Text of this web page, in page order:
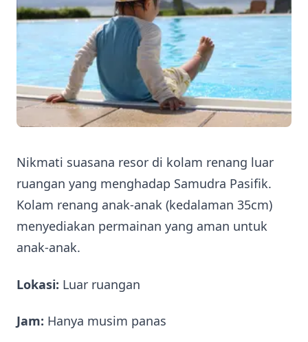
Nikmati suasana resor di kolam renang luar
ruangan yang menghadap Samudra Pasifik.
Kolam renang anak-anak (kedalaman 35cm)
menyediakan permainan yang aman untuk
anak-anak.
Lokasi: Luar ruangan
Jam: Hanya musim panas